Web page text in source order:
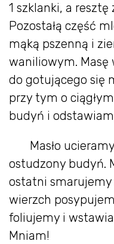
1 szklanki, a
Pozostałą część
mąką pszenną i
waniliowym. Masę
do gotującego się
przy tym o
budyń i
Masło
ostudzony budyń.
ostatni
wierzch
foliujemy i
Mniam!